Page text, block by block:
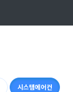
시스템에어컨